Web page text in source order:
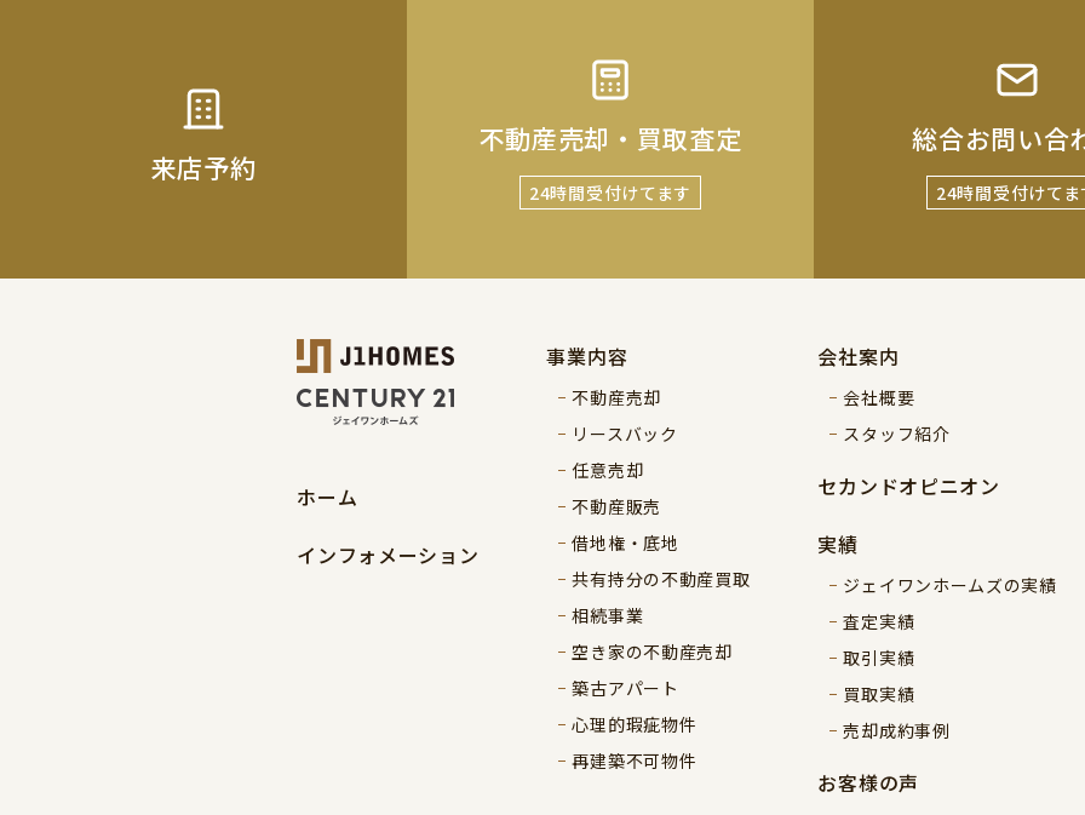
来店予約
不動産売却・買取査定
24時間受付けてます
総合お問い合
24時間受付けてま
ホーム
インフォメーション
事業内容
不動産売却
リースバック
任意売却
不動産販売
借地権・底地
共有持分の不動産買取
相続事業
空き家の不動産売却
築古アパート
心理的瑕疵物件
再建築不可物件
会社案内
会社概要
スタッフ紹介
セカンドオピニオン
実績
ジェイワンホームズの実績
査定実績
取引実績
買取実績
売却成約事例
お客様の声